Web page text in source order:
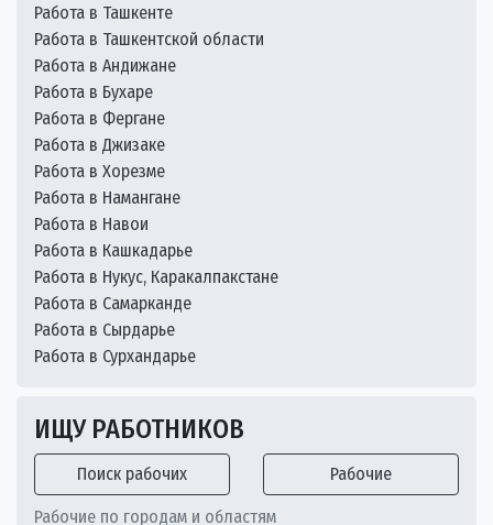
Работа в Ташкенте
Работа в Ташкентской области
Работа в Андижане
Работа в Бухаре
Работа в Фергане
Работа в Джизаке
Работа в Хорезме
Работа в Намангане
Работа в Навои
Работа в Кашкадарье
Работа в Нукус, Каракалпакстане
Работа в Самарканде
Работа в Сырдарье
Работа в Сурхандарье
ИЩУ РАБОТНИКОВ
Поиск рабочих Рабочие
Рабочие по городам и областям